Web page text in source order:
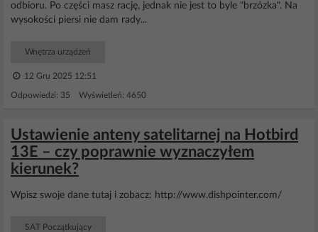
odbioru. Po części masz rację, jednak nie jest to byle "brzózka". Na
wysokości piersi nie dam rady...
Wnętrza urządzeń
12 Gru 2025 12:51
Odpowiedzi: 35 Wyświetleń: 4650
Ustawienie anteny satelitarnej na Hotbird
13E – czy poprawnie wyznaczyłem
kierunek?
Wpisz swoje dane tutaj i zobacz: http://www.dishpointer.com/
SAT Początkujący